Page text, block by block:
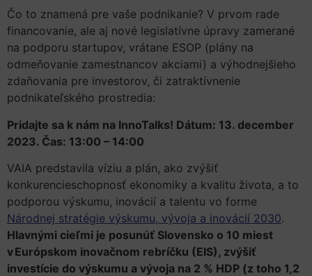
Čo to znamená pre vaše podnikanie? V prvom rade
financovanie, ale aj nové legislatívne úpravy zamerané
na podporu startupov, vrátane ESOP (plány na
odmeňovanie zamestnancov akciami) a výhodnejšieho
zdaňovania pre investorov, či zatraktívnenie
podnikateľského prostredia:
Pridajte sa k nám na InnoTalks! Dátum: 13. december
2023. Čas: 13:00 – 14:00
VAIA predstavila víziu a plán, ako zvýšiť
konkurencieschopnosť ekonomiky a kvalitu života, a to
podporou výskumu, inovácií a talentu vo forme
Národnej stratégie výskumu, vývoja a inovácií 2030.
Hlavnými cieľmi je posunúť Slovensko o 10 miest
v Európskom inovačnom rebríčku (EIS), zvýšiť
investície do výskumu a vývoja na 2 % HDP (z toho 1,2